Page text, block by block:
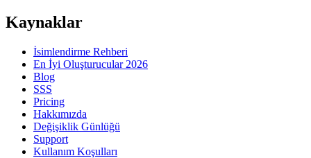
Kaynaklar
İsimlendirme Rehberi
En İyi Oluşturucular 2026
Blog
SSS
Pricing
Hakkımızda
Değişiklik Günlüğü
Support
Kullanım Koşulları